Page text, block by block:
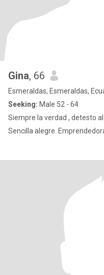
Gina, 66
Esmeraldas, Esmeraldas,
Seeking: Male 52 - 64
Siempre la verdad , detesto
Sencilla alegre.